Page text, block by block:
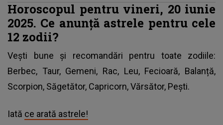
Horoscopul pentru vineri, 20 iunie
2025. Ce anunță astrele pentru cele
12 zodii?
Vești bune și recomandări pentru toate zodiile:
Berbec, Taur, Gemeni, Rac, Leu, Fecioară, Balanță,
Scorpion, Săgetător, Capricorn, Vărsător, Pești.
Iată ce arată astrele!